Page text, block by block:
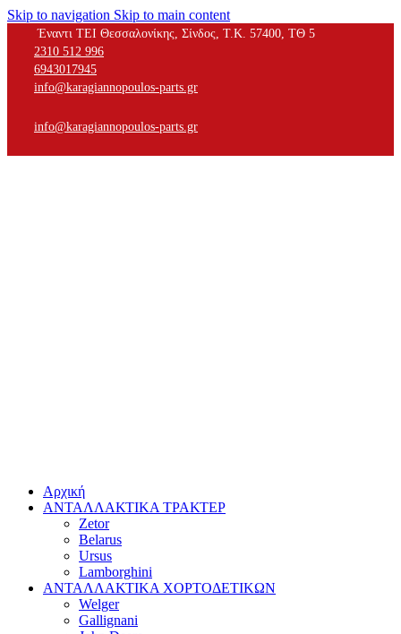
Skip to navigation Skip to main content
Έναντι ΤΕΙ Θεσσαλονίκης, Σίνδος, Τ.Κ. 57400, ΤΘ 5
2310 512 996
6943017945
info@karagiannopoulos-parts.gr
info@karagiannopoulos-parts.gr
Αρχική
ΑΝΤΑΛΛΑΚΤΙΚΑ ΤΡΑΚΤΕΡ
Zetor
Belarus
Ursus
Lamborghini
ΑΝΤΑΛΛΑΚΤΙΚΑ ΧΟΡΤΟΔΕΤΙΚΩΝ
Welger
Gallignani